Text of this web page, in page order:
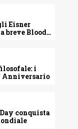
Eisner
breve Blood
i
Anniversario
conquista